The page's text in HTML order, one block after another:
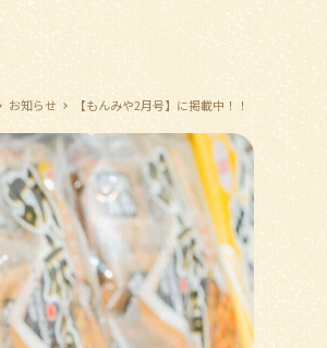
お知らせ 【もんみや2月号】に掲載中！！